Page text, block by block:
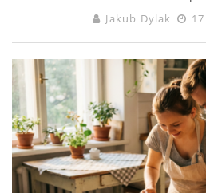
Jakub Dylak